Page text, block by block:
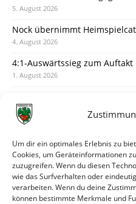
Um dir ein optimales Erlebnis zu
Cookies, um Geräteinformationen
zuzugreifen. Wenn du diesen
wie das Surfverhalten oder
verarbeiten. Wenn du deine
können bestimmte Merkmale und
5. August 2026
Nock übernimmt
4. August 2026
4:1-Auswärtssieg zum Auftakt
1. August 2026
31. Juli 2026
30. Juli 2026
Deine Spielminute: 89+1
28. Juli 2026
Neuer Rückensponsor